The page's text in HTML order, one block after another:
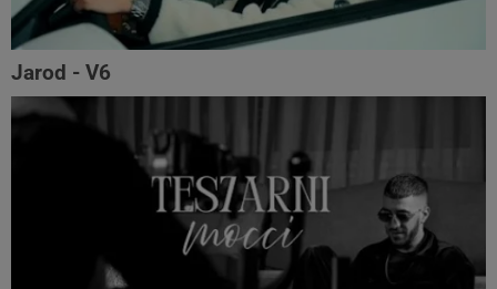
Jarod - V6